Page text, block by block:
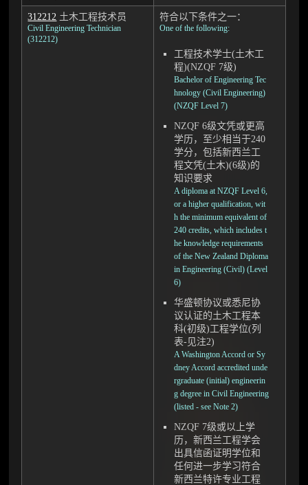
312212 土木工程技术员
Civil Engineering Technician
(312212)
符合以下条件之一：
One of the following:
工程技术学士(土木工
程)(NZQF 7级)
Bachelor of Engineering Tec
hnology (Civil Engineering)
(NZQF Level 7)
NZQF 6级文凭或更高
学历，至少相当于240
学分，包括新西兰工
程文凭(土木)(6级)的
知识要求
A diploma at NZQF Level 6,
or a higher qualification, wit
h the minimum equivalent of
240 credits, which includes t
he knowledge requirements
of the New Zealand Diploma
in Engineering (Civil) (Level
6)
华盛顿协议或悉尼协
议认证的土木工程本
科(初级)工程学位(列
表-见注2)
A Washington Accord or Sy
dney Accord accredited unde
rgraduate (initial) engineerin
g degree in Civil Engineering
(listed - see Note 2)
NZQF 7级或以上学
历，新西兰工程学会
出具信函证明学位和
任何进一步学习符合
新西兰特许专业工程